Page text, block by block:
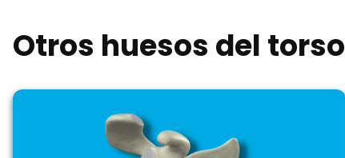
Otros huesos del torso